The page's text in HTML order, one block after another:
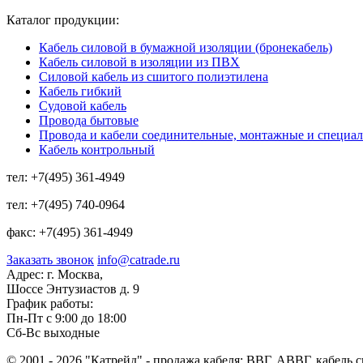
Каталог продукции:
Кабель силовой в бумажной изоляции (бронекабель)
Кабель силовой в изоляции из ПВХ
Силовой кабель из сшитого полиэтилена
Кабель гибкий
Судовой кабель
Провода бытовые
Провода и кабели соединительные, монтажные и
Кабель контрольный
тел: +7(495) 361-4949
тел: +7(495) 740-0964
факс: +7(495) 361-4949
Заказать звонок info@catrade.ru
Адрес: г. Москва,
Шоссе Энтузиастов д. 9
График работы:
Пн-Пт с 9:00 до 18:00
Сб-Вс выходные